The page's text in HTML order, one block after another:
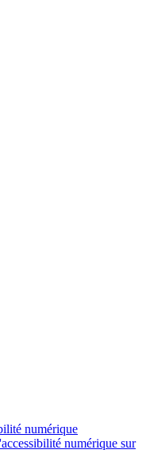
numérique
numérique sur